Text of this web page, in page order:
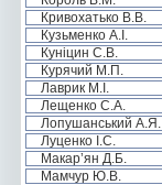
Кривохатько В.В.
Кузьменко А.І.
Куніцин С.В.
Курячий М.П.
Лаврик М.І.
Лещенко С.А.
Лопушанський А.Я.
Луценко І.С.
Макар’ян Д.Б.
Мамчур Ю.В.